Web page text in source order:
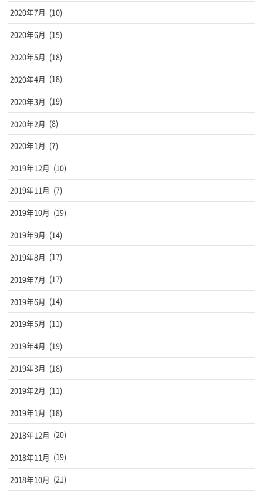
2020年7月 (10)
2020年6月 (15)
2020年5月 (18)
2020年4月 (18)
2020年3月 (19)
2020年2月 (8)
2020年1月 (7)
2019年12月 (10)
2019年11月 (7)
2019年10月 (19)
2019年9月 (14)
2019年8月 (17)
2019年7月 (17)
2019年6月 (14)
2019年5月 (11)
2019年4月 (19)
2019年3月 (18)
2019年2月 (11)
2019年1月 (18)
2018年12月 (20)
2018年11月 (19)
2018年10月 (21)